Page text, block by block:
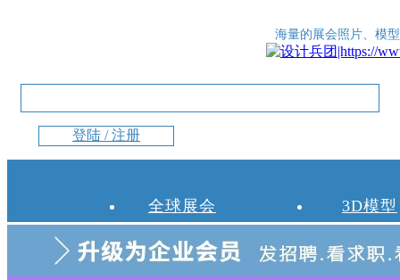
海量的展会照片、模
登陆 / 注册
全球展会 3D模型